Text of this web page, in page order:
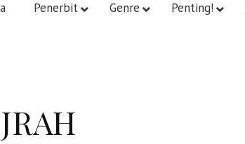
Penerbit Genre Penting!